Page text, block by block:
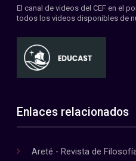
El canal de videos del CEF en el
todos los videos disponibles de
Enlaces relacionados
Areté - Revista de